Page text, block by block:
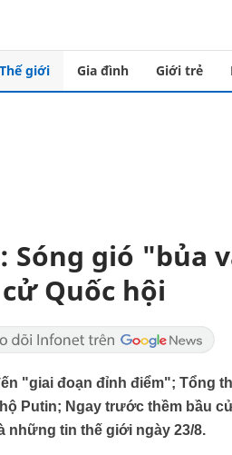
Thế giới Gia đình Giới trẻ
Sóng gió "bủa
Quốc hội
"giai đoạn đỉnh điểm"; Tổng
Putin; Ngay trước thềm bầu
những tin thế giới ngày 23/8.